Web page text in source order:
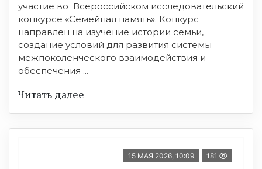
участие во Всероссийском исследовательский
конкурсе «Семейная память». Конкурс
направлен на изучение истории семьи,
создание условий для развития системы
межпоколенческого взаимодействия и
обеспечения ...
Читать далее
15 МАЯ 2026, 10:09 181